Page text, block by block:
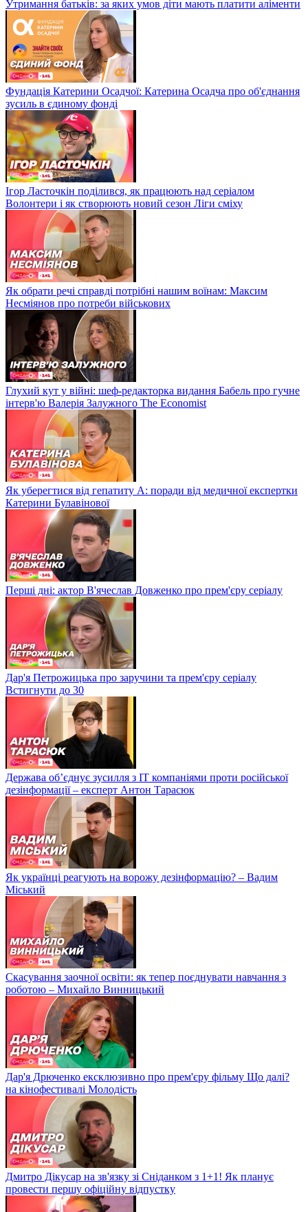
Утримання батьків: за яких умов діти мають платити аліменти
Фундація Катерини Осадчої: Катерина Осадча про об'єднання
зусиль в єдиному фонді
Ігор Ласточкін поділився, як працюють над серіалом
Волонтери і як створюють новий сезон Ліги сміху
Як обрати речі справді потрібні нашим воїнам: Максим
Несміянов про потреби військових
Глухий кут у війні: шеф-редакторка видання Бабель про гучне
інтерв'ю Валерія Залужного The Economist
Як уберегтися від гепатиту А: поради від медичної експертки
Катерини Булавінової
Перші дні: актор В'ячеслав Довженко про прем'єру серіалу
Дар'я Петрожицька про заручини та прем'єру серіалу
Встигнути до 30
Держава об’єднує зусилля з ІТ компаніями проти російської
дезінформації – експерт Антон Тарасюк
Як українці реагують на ворожу дезінформацію? – Вадим
Міський
Скасування заочної освіти: як тепер поєднувати навчання з
роботою – Михайло Винницький
Дар'я Дрюченко ексклюзивно про прем'єру фільму Що далі?
на кінофестивалі Молодість
Дмитро Дікусар на зв'язку зі Сніданком з 1+1! Як планує
провести першу офіційну відпустку